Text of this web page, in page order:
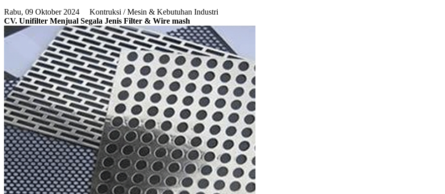
Rabu, 09 Oktober 2024 Kontruksi / Mesin & Kebutuhan Industri
CV. Unifilter Menjual Segala Jenis Filter & Wire mash